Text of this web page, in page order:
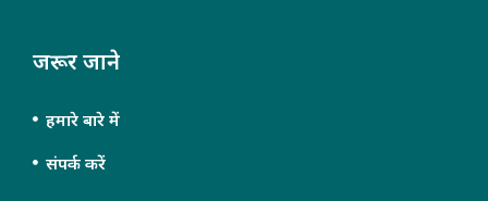
जरूर जाने
हमारे बारे में
संपर्क करें